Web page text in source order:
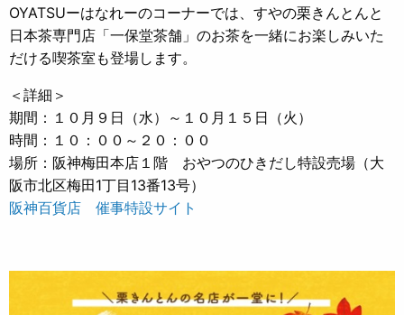
OYATSUーはなれーのコーナーでは、すやの栗きんとんと
日本茶専門店「一保堂茶舗」のお茶を一緒にお楽しみいた
だける喫茶室も登場します。
＜詳細＞
期間：１０月９日（水）～１０月１５日（火）
時間：１０：００～２０：００
場所：阪神梅田本店１階 おやつのひきだし特設売場（大
阪市北区梅田1丁目13番13号）
阪神百貨店 催事特設サイト